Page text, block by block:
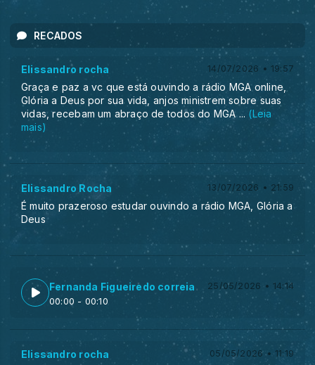
RECADOS
Elissandro rocha 14/07/2026 • 19:57
Graça e paz a vc que está ouvindo a rádio MGA online,
Glória a Deus por sua vida, anjos ministrem sobre suas
vidas, recebam um abraço de todos do MGA... (Leia
mais)
Elissandro Rocha 13/07/2026 • 21:59
É muito prazeroso estudar ouvindo a rádio MGA, Glória a
Deus
Fernanda Figueiredo correia
25/05/2026 • 14:14
00:00 - 00:10
Elissandro rocha 05/05/2026 • 11:19